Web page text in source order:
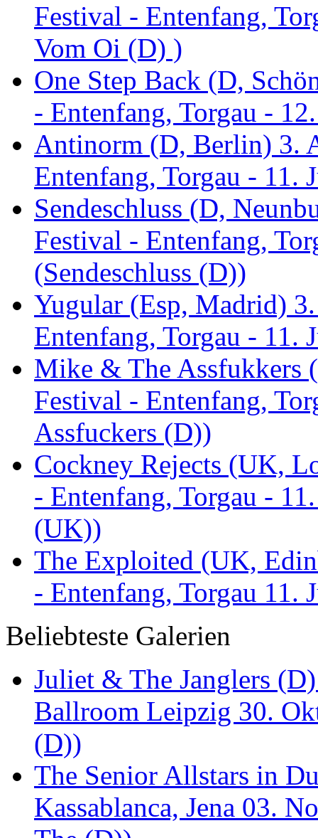
Festival - Entenfang,
Vom Oi (D) )
One Step Back (D,
- Entenfang, Torgau -
Antinorm (D, Berlin) 3.
Entenfang, Torgau -
Sendeschluss (D,
Festival - Entenfang,
(Sendeschluss (D))
Yugular (Esp, Madrid)
Entenfang, Torgau - 11.
Mike & The Assfukkers
Festival - Entenfang,
Assfuckers (D))
Cockney Rejects (UK,
- Entenfang, Torgau -
(UK))
The Exploited (UK,
- Entenfang, Torgau
Beliebteste Galerien
Juliet & The Janglers
Ballroom Leipzig 30.
(D))
The Senior Allstars in
Kassablanca, Jena 03.